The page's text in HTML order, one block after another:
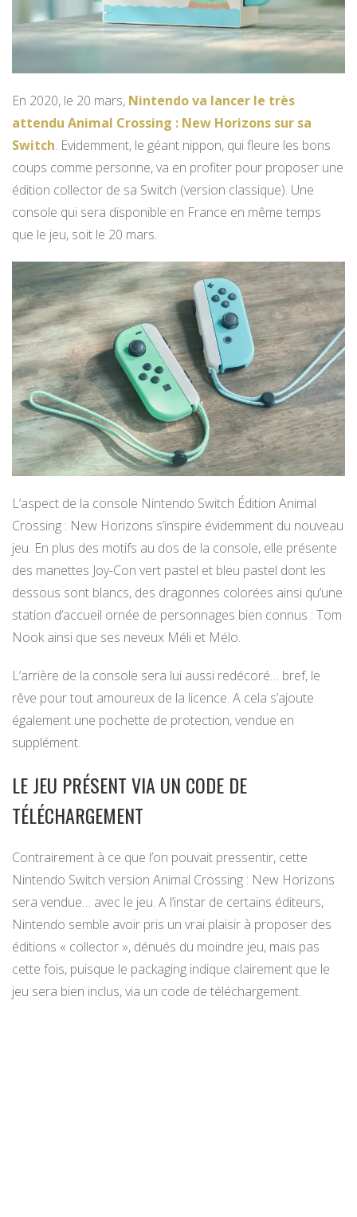
En 2020, le 20 mars, Nintendo va lancer le très
attendu Animal Crossing : New Horizons sur sa
Switch. Evidemment, le géant nippon, qui fleure les bons
coups comme personne, va en profiter pour proposer une
édition collector de sa Switch (version classique). Une
console qui sera disponible en France en même temps
que le jeu, soit le 20 mars.
L’aspect de la console Nintendo Switch Édition Animal
Crossing : New Horizons s’inspire évidemment du nouveau
jeu. En plus des motifs au dos de la console, elle présente
des manettes Joy-Con vert pastel et bleu pastel dont les
dessous sont blancs, des dragonnes colorées ainsi qu’une
station d’accueil ornée de personnages bien connus : Tom
Nook ainsi que ses neveux Méli et Mélo.
L’arrière de la console sera lui aussi redécoré… bref, le
rêve pour tout amoureux de la licence. A cela s’ajoute
également une pochette de protection, vendue en
supplément.
LE JEU PRÉSENT VIA UN CODE DE
TÉLÉCHARGEMENT
Contrairement à ce que l’on pouvait pressentir, cette
Nintendo Switch version Animal Crossing : New Horizons
sera vendue… avec le jeu. A l’instar de certains éditeurs,
Nintendo semble avoir pris un vrai plaisir à proposer des
éditions « collector », dénués du moindre jeu, mais pas
cette fois, puisque le packaging indique clairement que le
jeu sera bien inclus, via un code de téléchargement.